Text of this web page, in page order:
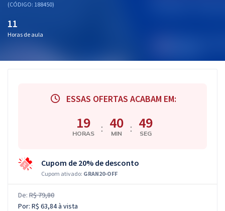
Aprovados
(CÓDIGO: 188450)
11
Horas de aula
ESSAS OFERTAS ACABAM EM:
19
HORAS : 40
MIN : 48
SEG
Cupom de 20% de desconto
Cupom ativado: GRAN20-OFF
De: R$ 79,80
Por: R$ 63,84à vista